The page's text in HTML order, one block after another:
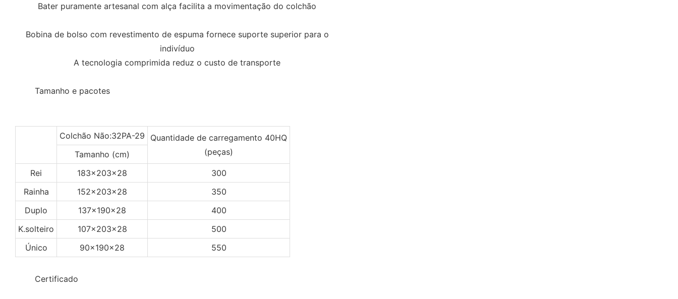
Bater puramente artesanal com alça facilita a movimentação do colchão
Bobina de bolso com revestimento de espuma fornece suporte superior para o
indivíduo
A tecnologia comprimida reduz o custo de transporte
Tamanho e pacotes
Colchão Não:32PA-29
Quantidade de carregamento 40HQ
(peças)
Tamanho (cm)
Rei
183x203x28
300
Rainha
152x203x28
350
Duplo
137x190x28
400
K.solteiro
107x203x28
500
Único
90x190x28 550
Certificado